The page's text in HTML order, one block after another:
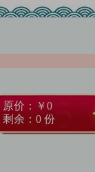
原价：￥0
剩余：0 份